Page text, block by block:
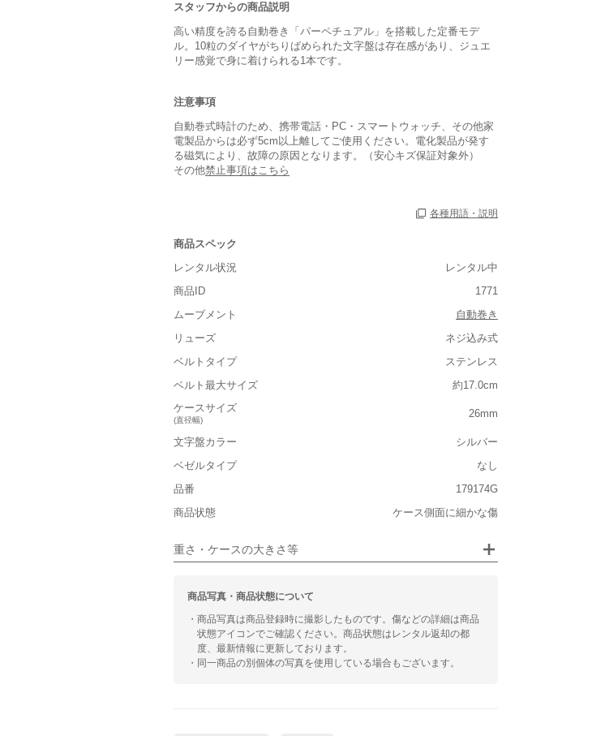
スタッフからの商品説明
高い精度を誇る自動巻き「パーペチュアル」を搭載した定番モデ
ル。10粒のダイヤがちりばめられた文字盤は存在感があり、ジュエ
リー感覚で身に着けられる1本です。
注意事項
自動巻式時計のため、携帯電話・PC・スマートウォッチ、その他家
電製品からは必ず5cm以上離してご使用ください。電化製品が発す
る磁気により、故障の原因となります。（安心キズ保証対象外）
その他禁止事項はこちら
各種用語・説明
商品スペック
レンタル状況
レンタル中
商品ID
1771
ムーブメント
自動巻き
リューズ
ネジ込み式
ベルトタイプ
ステンレス
ベルト最大サイズ
約17.0cm
ケースサイズ
(直径幅)
26mm
文字盤カラー
シルバー
ベゼルタイプ
なし
品番
179174G
商品状態
ケース側面に細かな傷
重さ・ケースの大きさ等
■重さ(ベルト込み)
■ケースの大きさ
小さい 大きい
■装飾感
■向いているシチュエーション
カジュアル ビジネス
商品写真・商品状態について
・商品写真は商品登録時に撮影したものです。傷などの詳細は商品
状態アイコンでご確認ください。商品状態はレンタル返却の都
度、最新情報に更新しております。
・同一商品の別個体の写真を使用している場合もございます。